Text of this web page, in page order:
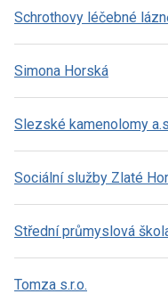
Schrothovy léčebné
Simona Horská
Slezské kamenolomy
Sociální služby Zlaté
Střední průmyslová
Tomza s.r.o.